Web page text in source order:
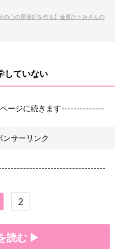
の心の居場所を作る】金原ひとみさんの
していない
ージに続きます--------------
ンサーリンク
2
読む ▶